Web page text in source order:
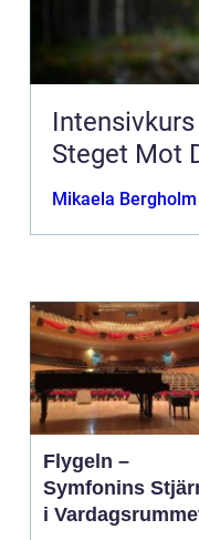
Steget Mot
Mikaela Bergholm
Flygeln –
Symfonins
i